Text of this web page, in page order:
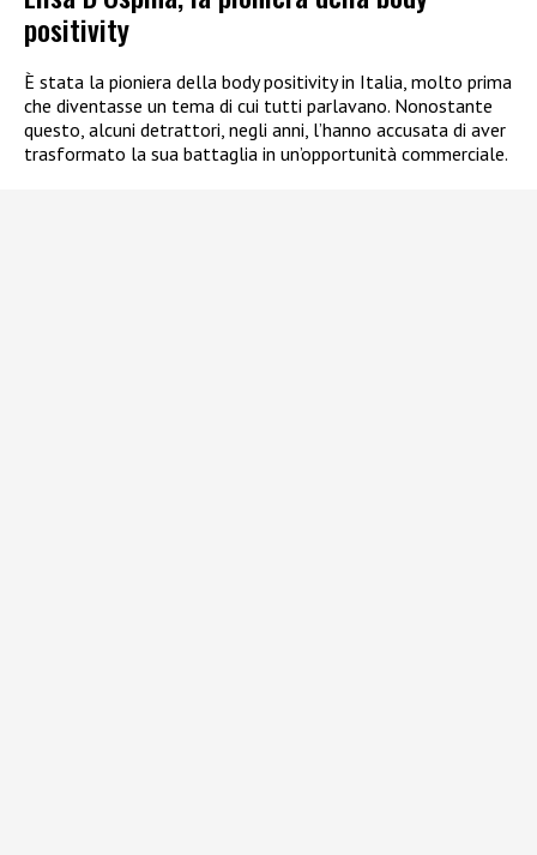
positivity
È stata la pioniera della body positivity in Italia, molto prima
che diventasse un tema di cui tutti parlavano. Nonostante
questo, alcuni detrattori, negli anni, l’hanno accusata di aver
trasformato la sua battaglia in un’opportunità commerciale.